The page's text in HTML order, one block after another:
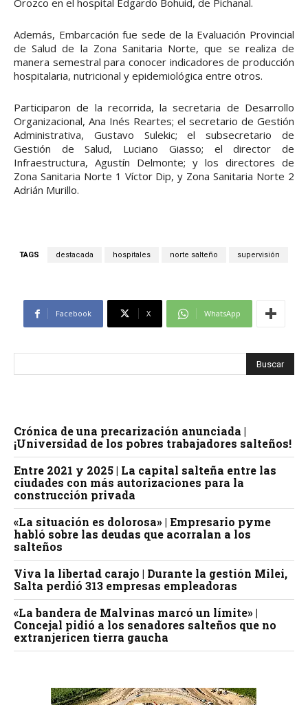
Orozco en el hospital Edgardo Bohuid, de Pichanal.
Además, Embarcación fue sede de la Evaluación Provincial
de Salud de la Zona Sanitaria Norte, que se realiza de
manera semestral para conocer indicadores de producción
hospitalaria, nutricional y epidemiológica entre otros.
Participaron de la recorrida, la secretaria de Desarrollo
Organizacional, Ana Inés Reartes; el secretario de Gestión
Administrativa, Gustavo Sulekic; el subsecretario de
Gestión de Salud, Luciano Giasso; el director de
Infraestructura, Agustín Delmonte; y los directores de
Zona Sanitaria Norte 1 Víctor Dip, y Zona Sanitaria Norte 2
Adrián Murillo.
TAGS destacada hospitales norte salteño supervisión
Facebook X WhatsApp
Crónica de una precarización anunciada |
¡Universidad de los pobres trabajadores salteños!
Entre 2021 y 2025 | La capital salteña entre las
ciudades con más autorizaciones para la
construcción privada
«La situación es dolorosa» | Empresario pyme
habló sobre las deudas que acorralan a los
salteños
Viva la libertad carajo | Durante la gestión Milei,
Salta perdió 313 empresas empleadoras
«La bandera de Malvinas marcó un límite» |
Concejal pidió a los senadores salteños que no
extranjericen tierra gaucha